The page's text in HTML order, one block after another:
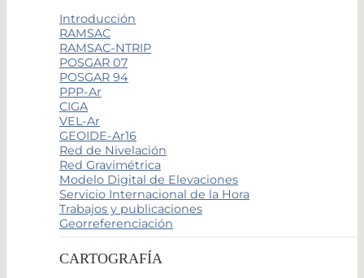
Introducción
RAMSAC
RAMSAC-NTRIP
POSGAR 07
POSGAR 94
PPP-Ar
CIGA
VEL-Ar
GEOIDE-Ar16
Red de Nivelación
Red Gravimétrica
Modelo Digital de Elevaciones
Servicio Internacional de la Hora
Trabajos y publicaciones
Georreferenciación
CARTOGRAFÍA